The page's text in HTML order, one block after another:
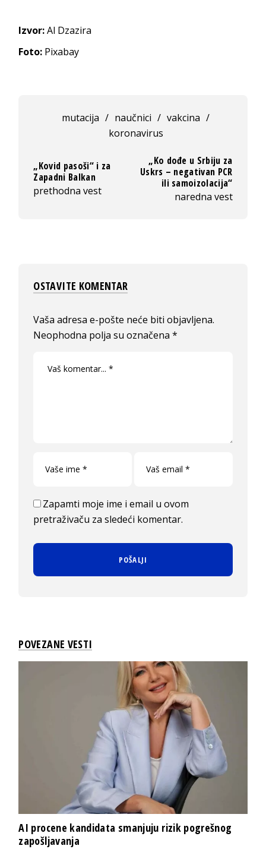
Izvor:Al Dzazira
Foto: Pixabay
mutacija / naučnici / vakcina /
koronavirus
„Kovid pasoši“ i za
Zapadni Balkan
prethodna vest
„Ko dođe u Srbiju za
Uskrs – negativan PCR
ili samoizolacija“
naredna vest
OSTAVITE KOMENTAR
Vaša adresa e-pošte neće biti objavljena.
Neophodna polja su označena*
Zapamti moje ime i email u ovom
pretraživaču za sledeći komentar.
POVEZANE VESTI
AI procene kandidata smanjuju rizik pogrešnog
zapošljavanja